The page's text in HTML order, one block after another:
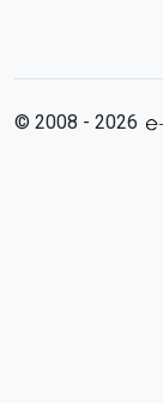
© 2008 - 2026